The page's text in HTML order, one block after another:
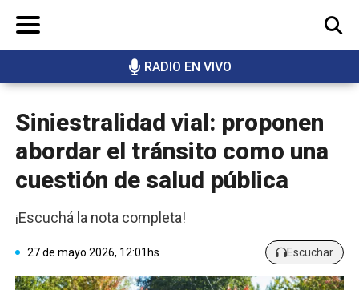
RADIO EN VIVO
BUSCAR
Siniestralidad vial: proponen
abordar el tránsito como una
cuestión de salud pública
¡Escuchá la nota completa!
27 de mayo 2026, 12:01hs Escuchar